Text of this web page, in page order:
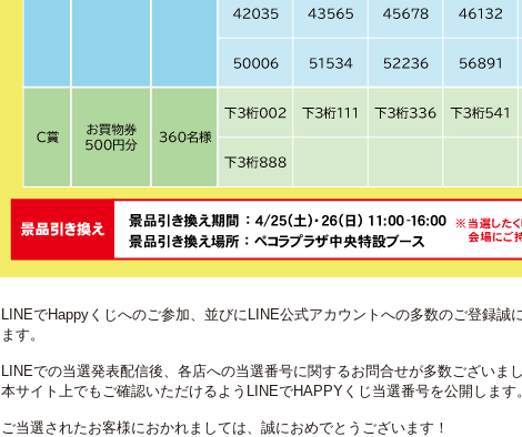
LINEでHappyくじへのご参加、並びにLINE公式アカウントへの多数のご登録誠
ます。
LINEでの当選発表配信後、各店への当選番号に関するお問合せが多数ございまし
本サイト上でもご確認いただけるようLINEでHAPPYくじ当選番号を公開します。
ご当選されたお客様におかれましては、誠におめでとうございます！